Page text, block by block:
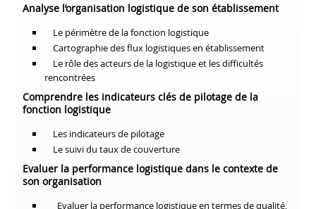
Analyse l’organisation logistique de son établissement
Le périmètre de la fonction logistique
Cartographie des flux logistiques en établissement
Le rôle des acteurs de la logistique et les difficultés
rencontrées
Comprendre les indicateurs clés de pilotage de la
fonction logistique
Les indicateurs de pilotage
Le suivi du taux de couverture
Evaluer la performance logistique dans le contexte de
son organisation
Evaluer la performance logistique en termes de qualité,